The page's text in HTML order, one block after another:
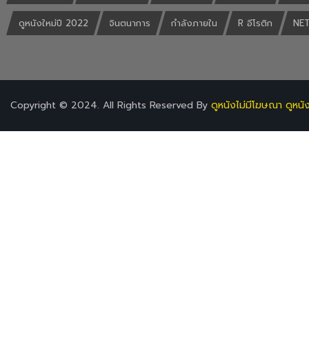
ดูหนังใหม่ปี 2022 จินตนาการ กำลังภายใน R อีโรติก
Copyright © 2024. All Rights Reserved By ดูหนังไม่มีโฆษณา ดูหนั